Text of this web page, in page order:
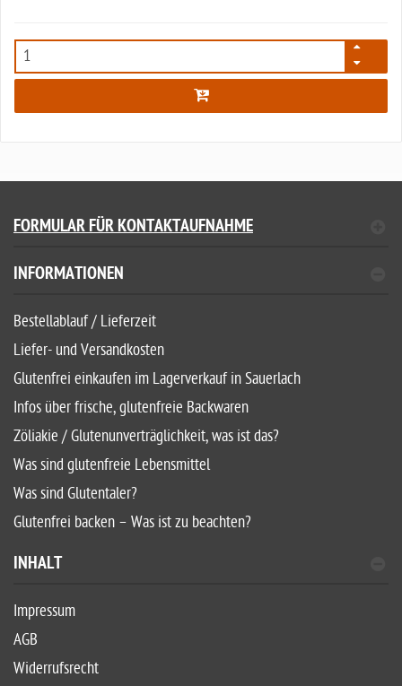
6227
FORMULAR FÜR KONTAKTAUFNAHME
INFORMATIONEN
Bestellablauf / Lieferzeit
Liefer- und Versandkosten
Glutenfrei einkaufen im Lagerverkauf in Sauerlach
Infos über frische, glutenfreie Backwaren
Zöliakie / Glutenunverträglichkeit, was ist das?
Was sind glutenfreie Lebensmittel
Was sind Glutentaler?
Glutenfrei backen – Was ist zu beachten?
INHALT
Impressum
AGB
Widerrufsrecht